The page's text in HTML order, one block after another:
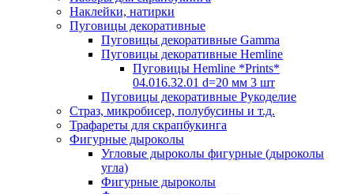
Наклейки, натирки
Пуговицы декоративные
Пуговицы декоративные Gamma
Пуговицы декоративные Hemline
Пуговицы Hemline *Prints*
04.016.32.01 d=20 мм 3 шт
Пуговицы декоративные Рукоделие
Страз, микробисер, полубусины и т.д.
Трафареты для скрапбукинга
Фигурные дыроколы
Угловые дыроколы фигурные (дыроколы
угла)
Фигурные дыроколы